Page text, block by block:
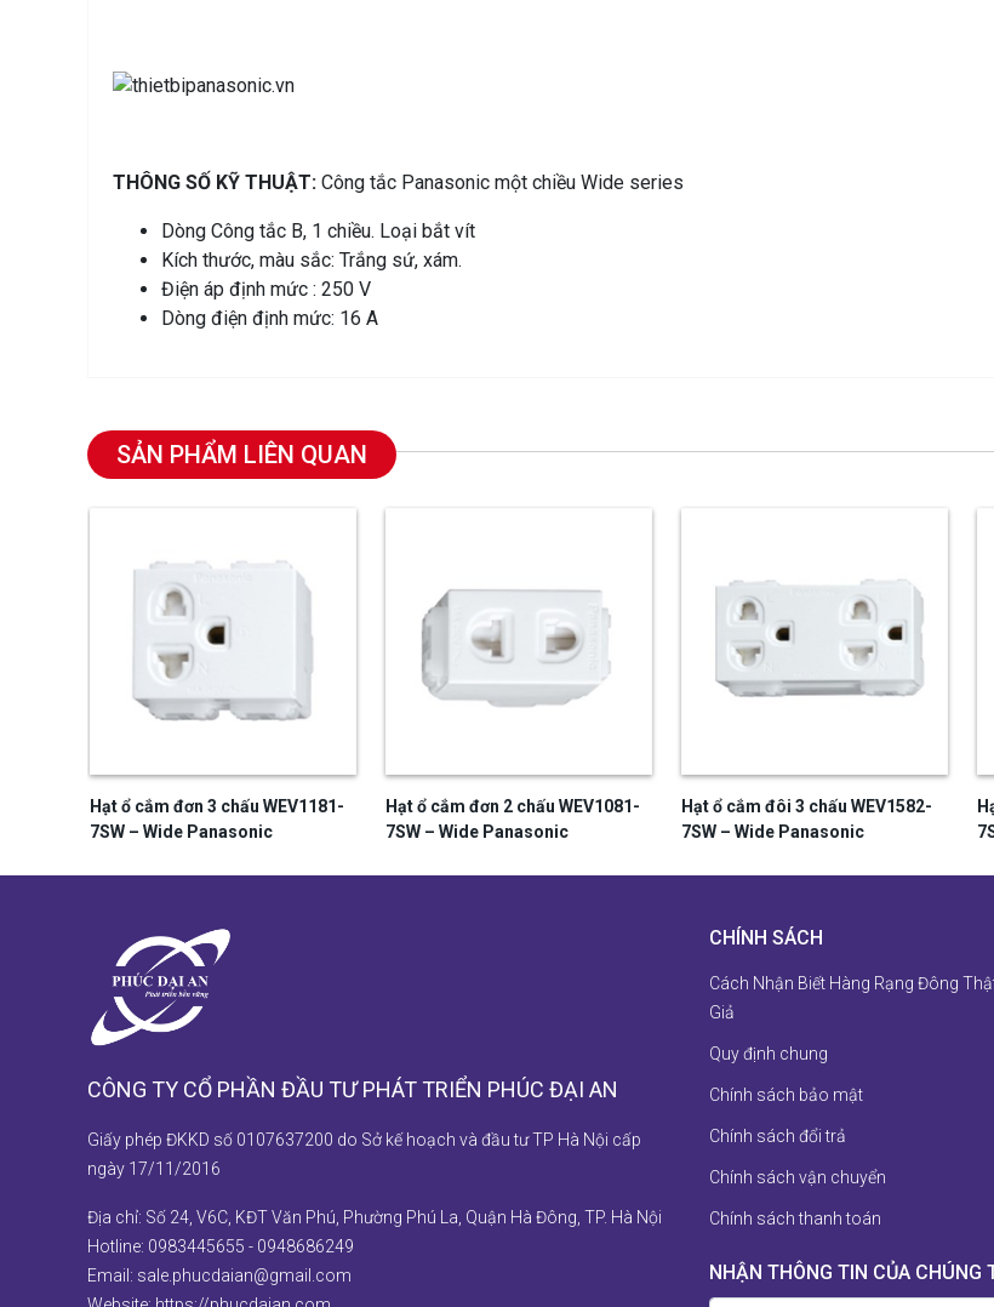
THÔNG SỐ KỸ THUẬT: Công tắc Panasonic một chiều Wide series
Dòng Công tắc B, 1 chiều. Loại bắt vít
Kích thước, màu sắc: Trắng sứ, xám.
Điện áp định mức : 250 V
Dòng điện định mức: 16 A
SẢN PHẨM LIÊN QUAN
Hạt ổ cắm đơn 3 chấu WEV1181-
7SW – Wide Panasonic
Hạt ổ cắm đơn 2 chấu WEV1081-
7SW – Wide Panasonic
Hạt ổ cắm đôi 3 chấu WEV1582-
7SW – Wide Panasonic
CÔNG TY CỔ PHẦN ĐẦU TƯ PHÁT TRIỂN PHÚC ĐẠI AN
Giấy phép ĐKKD số 0107637200 do Sở kế hoạch và đầu tư TP Hà Nội cấp
ngày 17/11/2016
Địa chỉ: Số 24, V6C, KĐT Văn Phú, Phường Phú La, Quận Hà Đông, TP. Hà Nội
Hotline: 0983445655 - 0948686249
Email: sale.phucdaian@gmail.com
CHÍNH SÁCH
Cách Nhận Biết Hàng Rạng Đông
Giả
Quy định chung
Chính sách bảo mật
Chính sách đổi trả
Chính sách vận chuyển
Chính sách thanh toán
NHẬN THÔNG TIN CỦA CHÚNG